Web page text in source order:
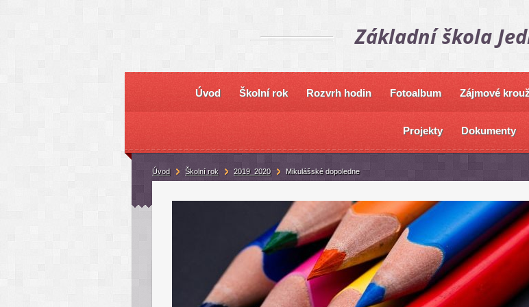
Základní škola
Úvod Školní rok Rozvrh hodin Fotoalbum Zájmové
Projekty Dokumenty
Úvod Školní rok 2019_2020 Mikulášské dopoledne